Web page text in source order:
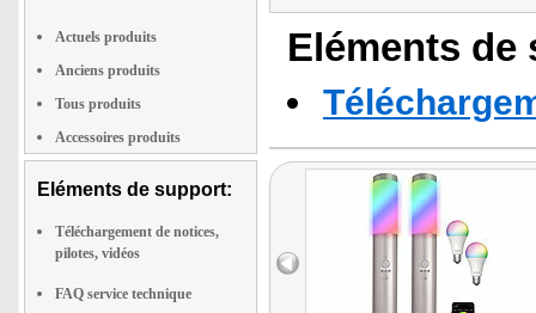
Actuels produits
Anciens produits
Tous produits
Accessoires produits
Eléments de support:
Téléchargement de notices,
pilotes, vidéos
FAQ service technique
Eléments